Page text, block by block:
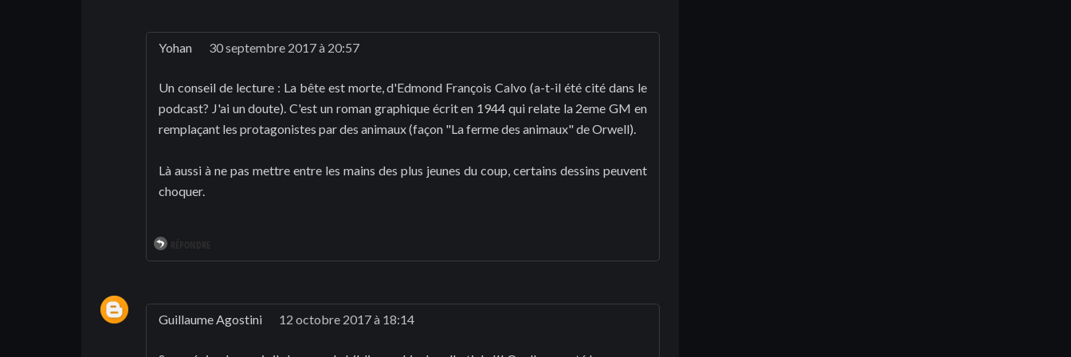
Yohan 30 septembre 2017 à 20:57
Un conseil de lecture : La bête est morte, d'Edmond François Calvo (a-t-il été cité dans le
podcast? J'ai un doute). C'est un roman graphique écrit en 1944 qui relate la 2eme GM en
remplaçant les protagonistes par des animaux (façon "La ferme des animaux" de Orwell).
Là aussi à ne pas mettre entre les mains des plus jeunes du coup, certains dessins peuvent
choquer.
Guillaume Agostini 12 octobre 2017 à 18:14